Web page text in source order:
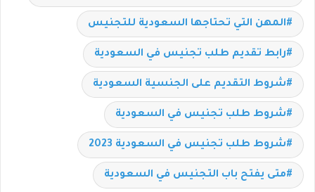
المهن التي تحتاجها السعودية للتجنيس
رابط تقديم طلب تجنيس في السعودية
شروط التقديم على الجنسية السعودية
شروط طلب تجنيس في السعودية
شروط طلب تجنيس في السعودية 2023
متى يفتح باب التجنيس في السعودية